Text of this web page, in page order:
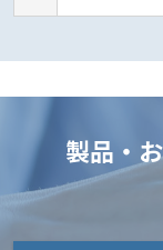
製品・